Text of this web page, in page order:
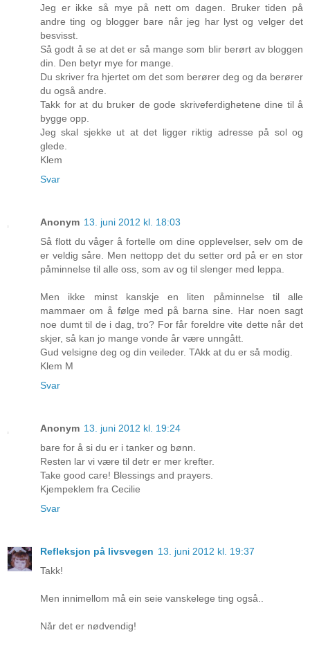
Jeg er ikke så mye på nett om dagen. Bruker tiden på
andre ting og blogger bare når jeg har lyst og velger det
besvisst.
Så godt å se at det er så mange som blir berørt av bloggen
din. Den betyr mye for mange.
Du skriver fra hjertet om det som berører deg og da berører
du også andre.
Takk for at du bruker de gode skriveferdighetene dine til å
bygge opp.
Jeg skal sjekke ut at det ligger riktig adresse på sol og
glede.
Klem
Svar
Anonym 13. juni 2012 kl. 18:03
Så flott du våger å fortelle om dine opplevelser, selv om de
er veldig såre. Men nettopp det du setter ord på er en stor
påminnelse til alle oss, som av og til slenger med leppa.
Men ikke minst kanskje en liten påminnelse til alle
mammaer om å følge med på barna sine. Har noen sagt
noe dumt til de i dag, tro? For får foreldre vite dette når det
skjer, så kan jo mange vonde år være unngått.
Gud velsigne deg og din veileder. TAkk at du er så modig.
Klem M
Svar
Anonym 13. juni 2012 kl. 19:24
bare for å si du er i tanker og bønn.
Resten lar vi være til detr er mer krefter.
Take good care! Blessings and prayers.
Kjempeklem fra Cecilie
Svar
Refleksjon på livsvegen 13. juni 2012 kl. 19:37
Takk!
Men innimellom må ein seie vanskelege ting også..
Når det er nødvendig!